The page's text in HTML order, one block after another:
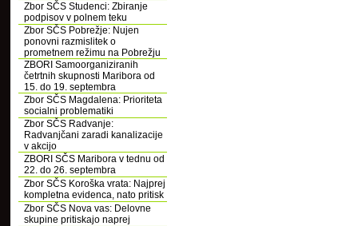
Zbor SČS Studenci: Zbiranje
podpisov v polnem teku
Zbor SČS Pobrežje: Nujen
ponovni razmislitek o
prometnem režimu na Pobrežju
ZBORI Samoorganiziranih
četrtnih skupnosti Maribora od
15. do 19. septembra
Zbor SČS Magdalena: Prioriteta
socialni problematiki
Zbor SČS Radvanje:
Radvanjčani zaradi kanalizacije
v akcijo
ZBORI SČS Maribora v tednu od
22. do 26. septembra
Zbor SČS Koroška vrata: Najprej
kompletna evidenca, nato pritisk
Zbor SČS Nova vas: Delovne
skupine pritiskajo naprej